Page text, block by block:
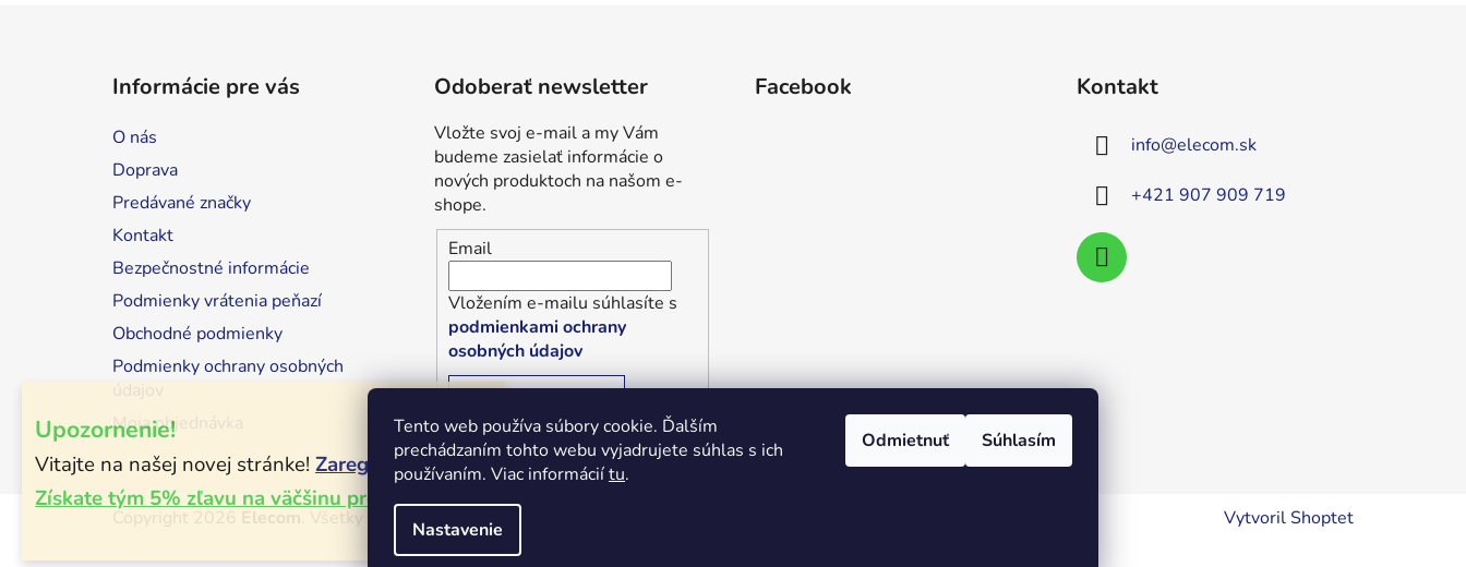
Tento web používa súbory cookie. Ďalším
prechádzaním tohto webu vyjadrujete súhlas s ich
používaním. Viac informáciítu.
Nastavenie
Odmietnuť Súhlasím
Upozornenie!
Vitajte na našej novej stránke! Zaregistrujte sa!
Získate tým 5% zľavu na väčšinu produktov!
Informácie pre vás
O nás
Doprava
Predávané značky
Kontakt
Bezpečnostné informácie
Podmienky vrátenia peňazí
Obchodné podmienky
Podmienky ochrany osobných
Moja objednávka
Odoberať newsletter
Vložte svoj e-mail a my Vám
budeme zasielať informácie o
nových produktoch na našom e-
shope.
Email
Vložením e-mailu súhlasíte s
podmienkami ochrany
osobných údajov
Facebook Kontakt
info@elecom.sk
+421 907 909 719
Vytvoril Shoptet
. Všetky práva vyhradené.